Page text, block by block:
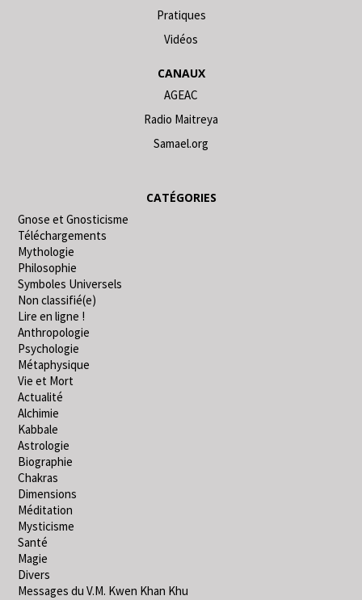
Pratiques
Vidéos
CANAUX
AGEAC
Radio Maitreya
Samael.org
CATÉGORIES
Gnose et Gnosticisme
Téléchargements
Mythologie
Philosophie
Symboles Universels
Non classifié(e)
Lire en ligne !
Anthropologie
Psychologie
Métaphysique
Vie et Mort
Actualité
Alchimie
Kabbale
Astrologie
Biographie
Chakras
Dimensions
Méditation
Mysticisme
Santé
Magie
Divers
Messages du V.M. Kwen Khan Khu